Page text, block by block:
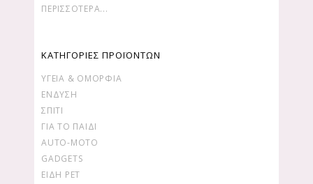
ΠΕΡΙΣΣΌΤΕΡΑ...
ΚΑΤΗΓΟΡΙΕΣ ΠΡΟΪΟΝΤΩΝ
ΥΓΕΊΑ & ΟΜΟΡΦΙΆ
ΕΝΔΥΣΗ
ΣΠΙΤΙ
ΓΙΑ ΤΟ ΠΑΙΔΙ
AUTO-MOTO
GADGETS
ΕΙΔΗ PET